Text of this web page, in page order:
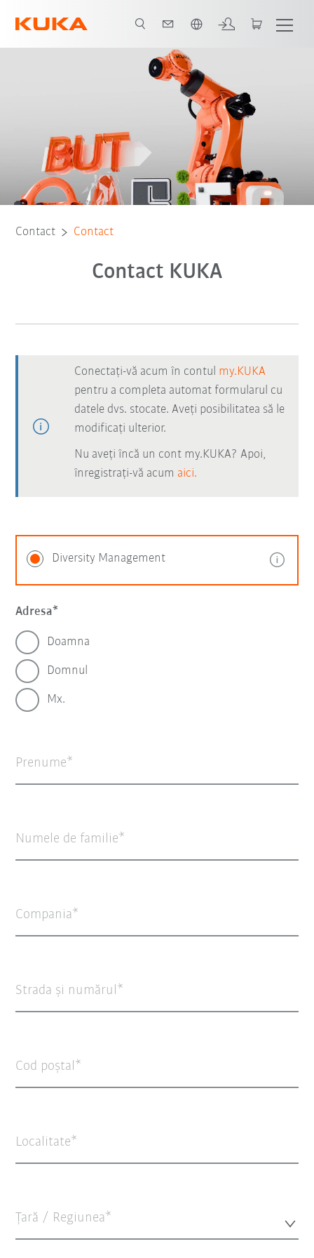
Contact Contact
Contact KUKA
Conectați-vă acum în contul my.KUKA
pentru a completa automat formularul cu
datele dvs. stocate. Aveți posibilitatea să le
modificați ulterior.
Nu aveți încă un cont my.KUKA? Apoi,
înregistrați-vă acum aici.
Diversity Management
Adresa
Doamna
Domnul
Mx.
Prenume
Numele de familie
Compania
Strada şi numărul
Cod poștal
Localitate
Țară / Regiunea*